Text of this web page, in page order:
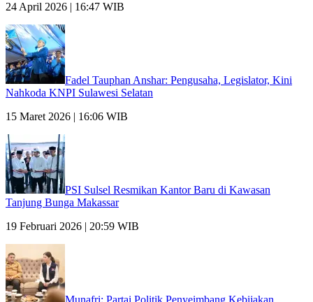
24 April 2026 | 16:47 WIB
Fadel Tauphan Anshar: Pengusaha, Legislator, Kini
Nahkoda KNPI Sulawesi Selatan
15 Maret 2026 | 16:06 WIB
PSI Sulsel Resmikan Kantor Baru di Kawasan
Tanjung Bunga Makassar
19 Februari 2026 | 20:59 WIB